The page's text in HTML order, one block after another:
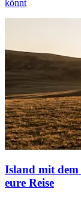
könnt
Island mit
eure Reise